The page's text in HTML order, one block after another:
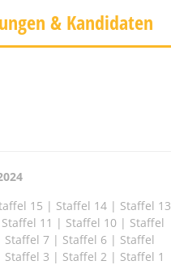
& Kandidaten
15 | Staffel 14 | Staffel 13
Staffel 11 | Staffel 10 | Staffel
Staffel 7 | Staffel 6 | Staffel
Staffel 3 | Staffel 2 | Staffel 1